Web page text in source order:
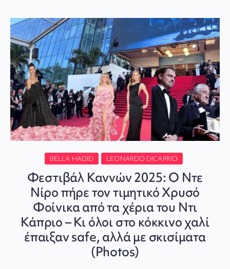
BELLA HADID LEONARDO DICAPRIO
Φεστιβάλ Καννών 2025: Ο Ντε
Νίρο πήρε τον τιμητικό Χρυσό
Φοίνικα από τα χέρια του Ντι
Κάπριο – Κι όλοι στο κόκκινο χαλί
έπαιξαν safe, αλλά με σκισίματα
(Photos)